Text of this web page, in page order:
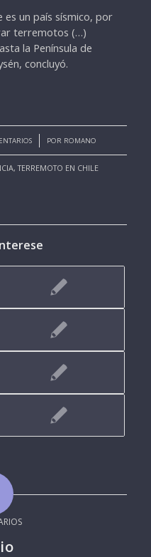
un país sísmico, por
terremotos (…)
la Península de
concluyó.
POR ROMANO
,TERREMOTO EN CHILE